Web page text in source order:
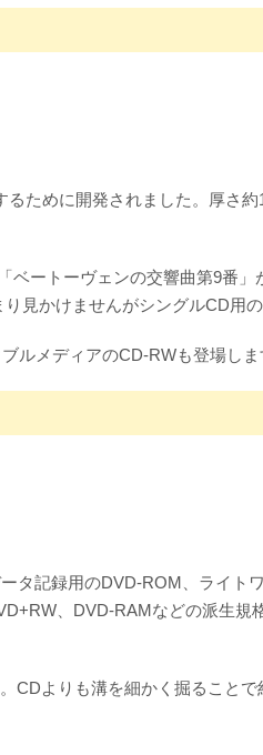
ために開発されました。厚さ
ートーヴェンの交響曲第9番
見かけませんがシングルCD用
ルメディアのCD-RWも登場しま
タ記録用のDVD-ROM、ライト
、DVD-RAMなどの派生規
よりも溝を細かく掘ること